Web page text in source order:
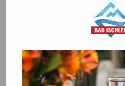
Steinkogelstraße 30
4802 Ebensee am Traunsee,